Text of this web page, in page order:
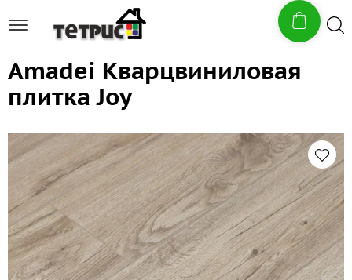
Amadei Кварцвиниловая
плитка Joy